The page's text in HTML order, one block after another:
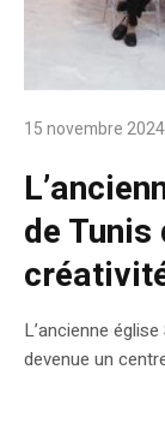
15 novembre 2024
de
L’ancienne
devenue un